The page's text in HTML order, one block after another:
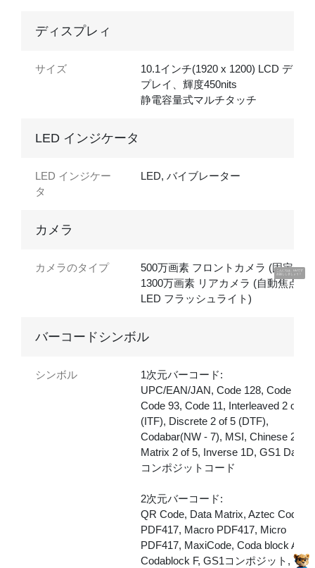
こんにちは、UUです
お話ししましょう！
ディスプレィ
サイズ
10.1インチ(1920 x 1200) LCD ディス
プレイ、輝度450nits
静電容量式マルチタッチ
LED インジケータ
LED インジケー
タ
LED, バイブレーター
カメラ
カメラのタイプ
500万画素 フロントカメラ (固定焦
1300万画素 リアカメラ (自動焦点、
LED フラッシュライト)
バーコードシンボル
シンボル
1次元バーコード:
UPC/EAN/JAN, Code 128, Code 39,
Code 93, Code 11, Interleaved 2 of 5
(ITF), Discrete 2 of 5 (DTF),
Codabar(NW - 7), MSI, Chinese 2 of
Matrix 2 of 5, Inverse 1D, GS1
コンポジットコード
2次元バーコード:
QR Code, Data Matrix, Aztec Code,
PDF417, Macro PDF417, Micro
PDF417, MaxiCode, Coda block A,
Codablock F, GS1コンポジット, Han